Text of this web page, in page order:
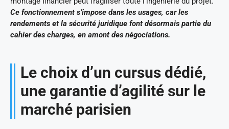
Ce fonctionnement s’impose dans les usages, car les
rendements et la sécurité juridique font désormais partie du
cahier des charges, en amont des négociations.
Le choix d’un cursus dédié,
une garantie d’agilité sur le
marché parisien